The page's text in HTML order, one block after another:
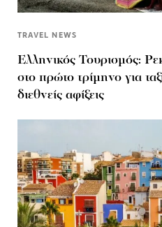
TRAVEL NEWS
Ελληνικός Τουρισμός:
στο πρώτο τρίμηνο για
διεθνείς αφίξεις